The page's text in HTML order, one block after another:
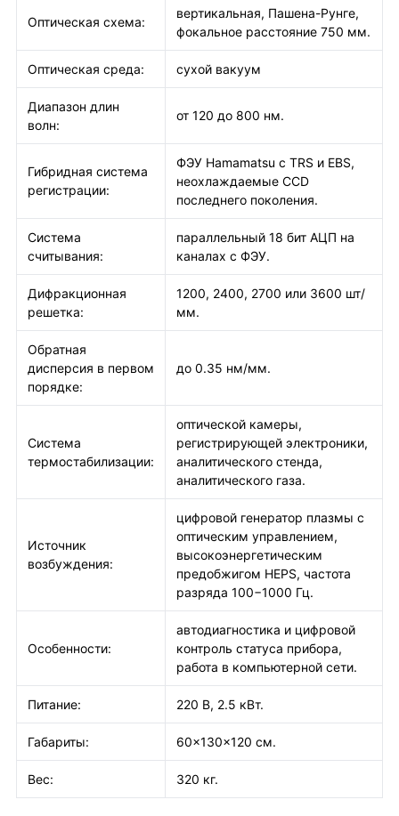
Оптическая схема:
вертикальная, Пашена-Рунге,
фокальное расстояние 750 мм.
Оптическая среда: сухой вакуум
Диапазон длин
волн:
от 120 до 800 нм.
Гибридная система
регистрации:
ФЭУ Hamamatsu с TRS и EBS,
неохлаждаемые CCD
последнего поколения.
Система
считывания:
параллельный 18 бит АЦП на
каналах с ФЭУ.
Дифракционная
решетка:
1200, 2400, 2700 или 3600 шт/
мм.
Обратная
дисперсия в первом
порядке:
до 0.35 нм/мм.
Система
термостабилизации:
оптической камеры,
регистрирующей электроники,
аналитического стенда,
аналитического газа.
Источник
возбуждения:
цифровой генератор плазмы с
оптическим управлением,
высокоэнергетическим
предобжигом HEPS, частота
разряда 100−1000 Гц.
Особенности:
автодиагностика и цифровой
контроль статуса прибора,
работа в компьютерной сети.
Питание: 220 В, 2.5 кВт.
Габариты: 60×130×120 см.
Вес: 320 кг.